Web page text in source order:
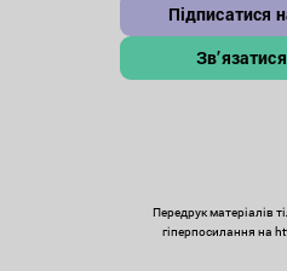
Підписатися
Передрук матеріалів
гіперпосилання на